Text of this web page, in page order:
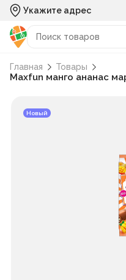
Укажите адрес
Главная Товары
Maxfun манго ананас
Новый